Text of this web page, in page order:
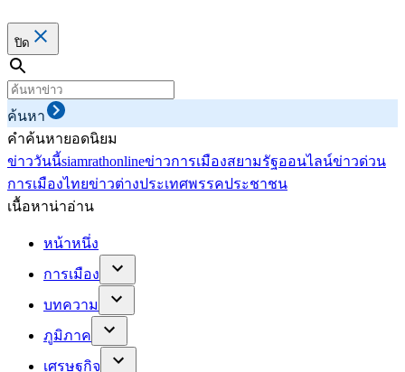
ปิด
ค้นหา
คำค้นหายอดนิยม
ข่าววันนี้siamrathonlineข่าวการเมืองสยามรัฐออนไลน์ข่าวด่วน
การเมืองไทยข่าวต่างประเทศพรรคประชาชน
เนื้อหาน่าอ่าน
หน้าหนึ่ง
การเมือง
บทความ
ภูมิภาค
เศรษฐกิจ